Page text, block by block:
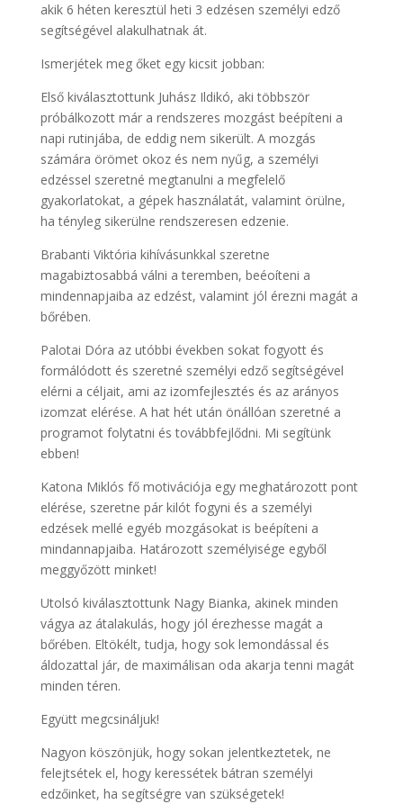
akik 6 héten keresztül heti 3 edzésen személyi edző
segítségével alakulhatnak át.
Ismerjétek meg őket egy kicsit jobban:
Első kiválasztottunk Juhász Ildikó, aki többször
próbálkozott már a rendszeres mozgást beépíteni a
napi rutinjába, de eddig nem sikerült. A mozgás
számára örömet okoz és nem nyűg, a személyi
edzéssel szeretné megtanulni a megfelelő
gyakorlatokat, a gépek használatát, valamint örülne,
ha tényleg sikerülne rendszeresen edzenie.
Brabanti Viktória kihívásunkkal szeretne
magabiztosabbá válni a teremben, beéoíteni a
mindennapjaiba az edzést, valamint jól érezni magát a
bőrében.
Palotai Dóra az utóbbi években sokat fogyott és
formálódott és szeretné személyi edző segítségével
elérni a céljait, ami az izomfejlesztés és az arányos
izomzat elérése. A hat hét után önállóan szeretné a
programot folytatni és továbbfejlődni. Mi segítünk
ebben!
Katona Miklós fő motivációja egy meghatározott pont
elérése, szeretne pár kilót fogyni és a személyi
edzések mellé egyéb mozgásokat is beépíteni a
mindannapjaiba. Határozott személyisége egyből
meggyőzött minket!
Utolsó kiválasztottunk Nagy Bianka, akinek minden
vágya az átalakulás, hogy jól érezhesse magát a
bőrében. Eltökélt, tudja, hogy sok lemondással és
áldozattal jár, de maximálisan oda akarja tenni magát
minden téren.
Együtt megcsináljuk!
Nagyon köszönjük, hogy sokan jelentkeztetek, ne
felejtsétek el, hogy keressétek bátran személyi
edzőinket, ha segítségre van szükségetek!